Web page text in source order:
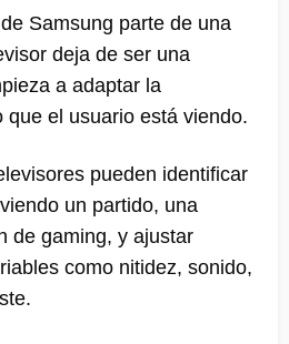
Samsung parte de una
deja de ser una
a adaptar la
que el usuario está viendo.
pueden identificar
un partido, una
de gaming, y ajustar
como nitidez, sonido,